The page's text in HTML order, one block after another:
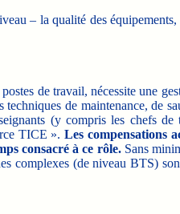
– la qualité des
de travail, nécessite une
de maintenance, de
(y compris les chefs
TICE ». Les compensations
consacré à ce rôle.Sans
complexes (de niveau BTS)